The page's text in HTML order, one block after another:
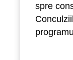
spre